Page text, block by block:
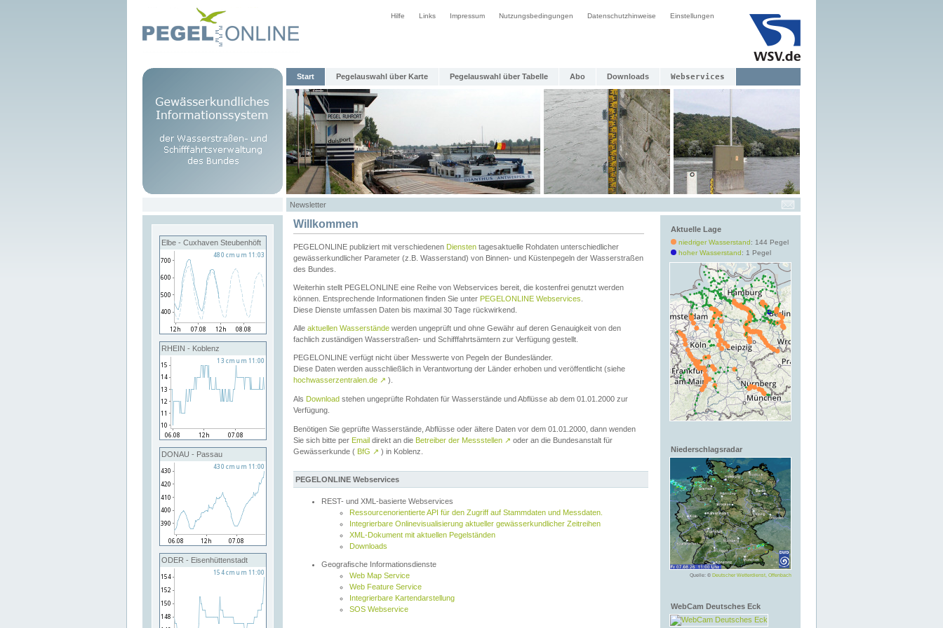
Hilfe Links Impressum Nutzungsbedingungen Datenschutzhinweise Einstellungen
Start Pegelauswahl über Karte Pegelauswahl über Tabelle Abo Downloads Webservices
Newsletter
Elbe - Cuxhaven Steubenhöft
RHEIN - Koblenz
DONAU - Passau
ODER - Eisenhüttenstadt
Aktuelle Lage
niedriger Wasserstand: 144 Pegel
hoher Wasserstand: 1 Pegel
Niederschlagsradar
Quelle: © Deutscher Wetterdienst, Offenbach
WebCam Deutsches Eck
Willkommen
PEGELONLINE publiziert mit verschiedenen Diensten tagesaktuelle Rohdaten unterschiedlicher
gewässerkundlicher Parameter (z.B. Wasserstand) von Binnen- und Küstenpegeln der Wasserstraßen
des Bundes.
Weiterhin stellt PEGELONLINE eine Reihe von Webservices bereit, die kostenfrei genutzt werden
können. Entsprechende Informationen finden Sie unter PEGELONLINE Webservices
Diese Dienste umfassen Daten bis maximal 30 Tage rückwirkend.
Alle aktuellen Wasserstände werden ungeprüft und ohne Gewähr auf deren Genauigkeit von den
fachlich zuständigen Wasserstraßen- und Schifffahrtsämtern zur Verfügung gestellt.
PEGELONLINE verfügt nicht über Messwerte von Pegeln der Bundesländer.
Diese Daten werden ausschließlich in Verantwortung der Länder erhoben und veröffentlicht (siehe
hochwasserzentralen.de ↗ ).
Als Download stehen ungeprüfte Rohdaten für Wasserstände und Abflüsse ab dem 01.01.2000 zur
Verfügung.
Benötigen Sie geprüfte Wasserstände, Abflüsse oder ältere Daten vor dem 01.01.2000, dann wenden
Sie sich bitte per Email direkt an die Betreiber der Messstellen ↗ oder an die Bundesanstalt für
Gewässerkunde ( BfG ↗ ) in Koblenz.
PEGELONLINE Webservices
REST- und XML-basierte Webservices
Ressourcenorientierte API für den Zugriff auf Stammdaten und Messdaten.
Integrierbare Onlinevisualisierung aktueller gewässerkundlicher Zeitreihen
XML-Dokument mit aktuellen Pegelständen
Downloads
Geografische Informationsdienste
Web Map Service
Web Feature Service
Integrierbare Kartendarstellung
SOS Webservice